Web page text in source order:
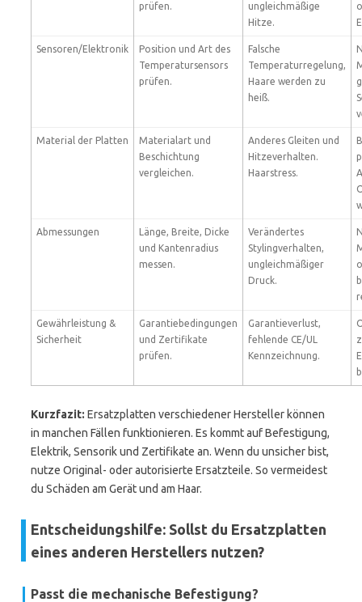
prüfen.
ungleichmäßige
Hitze.
Sensoren/Elektronik
Position und Art des
Temperatursensors
prüfen.
Falsche
Temperaturregelung,
Haare werden zu
heiß.
Material der Platten
Materialart und
Beschichtung
vergleichen.
Anderes Gleiten und
Hitzeverhalten.
Haarstress.
Abmessungen
Länge, Breite, Dicke
und Kantenradius
messen.
Verändertes
Stylingverhalten,
ungleichmäßiger
Druck.
Gewährleistung &
Sicherheit
Garantiebedingungen
und Zertifikate
prüfen.
Garantieverlust,
fehlende CE/UL
Kennzeichnung.
Kurzfazit: Ersatzplatten verschiedener Hersteller können
in manchen Fällen funktionieren. Es kommt auf Befestigung,
Elektrik, Sensorik und Zertifikate an. Wenn du unsicher bist,
nutze Original- oder autorisierte Ersatzteile. So vermeidest
du Schäden am Gerät und am Haar.
Entscheidungshilfe: Sollst du Ersatzplatten
eines anderen Herstellers nutzen?
Passt die mechanische Befestigung?